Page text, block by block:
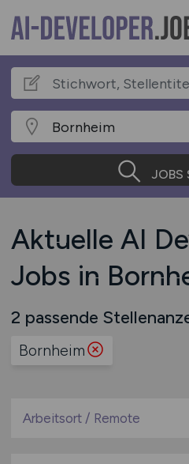
JOBS
Aktuelle AI
Jobs in
2 passende
Bornheim
Arbeitsort / Remote